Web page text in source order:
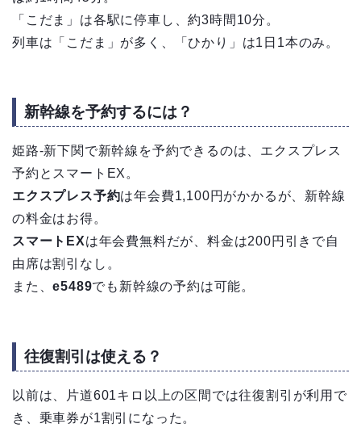
「こだま」は各駅に停車し、約3時間10分。
列車は「こだま」が多く、「ひかり」は1日1本のみ。
新幹線を予約するには？
姫路-新下関で新幹線を予約できるのは、エクスプレス
予約とスマートEX。
エクスプレス予約は年会費1,100円がかかるが、新幹線
の料金はお得。
スマートEXは年会費無料だが、料金は200円引きで自
由席は割引なし。
また、e5489でも新幹線の予約は可能。
往復割引は使える？
以前は、片道601キロ以上の区間では往復割引が利用で
き、乗車券が1割引になった。